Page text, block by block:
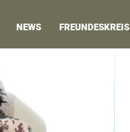
NEWS FREUNDESKREIS